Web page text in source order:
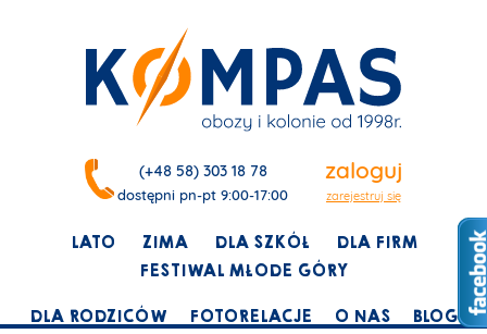
(+48 58) 303 18 78
dostępni pn-pt 9:00-17:00
zaloguj
zarejestruj się
LATO ZIMA DLA SZKÓŁ
DLA FIRM
FESTIWAL MŁODE GÓRY
DLA RODZICÓW
FOTORELACJE O NAS BLOG